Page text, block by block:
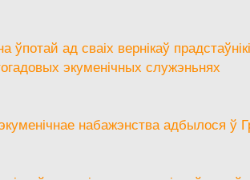
ўпотай ад сваіх вернікаў
экуменічных служэньнях
набажэнства адбылося ў